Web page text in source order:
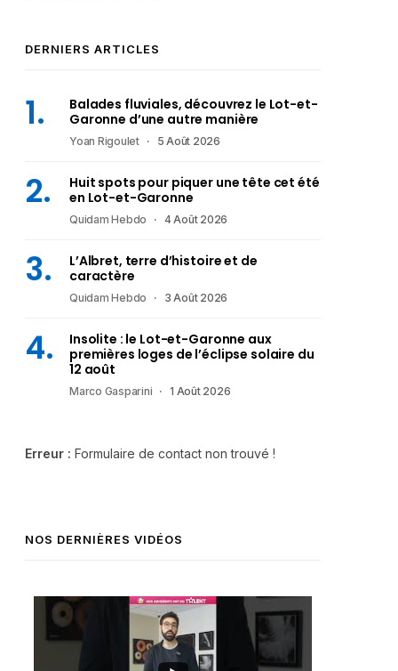
DERNIERS ARTICLES
Balades fluviales, découvrez le Lot-et-
Garonne d’une autre manière
Yoan Rigoulet 5 Août 2026
Huit spots pour piquer une tête cet été
en Lot-et-Garonne
Quidam Hebdo 4 Août 2026
L’Albret, terre d’histoire et de
caractère
Quidam Hebdo 3 Août 2026
Insolite : le Lot-et-Garonne aux
premières loges de l’éclipse solaire du
12 août
Marco Gasparini 1 Août 2026
Erreur : Formulaire de contact non trouvé !
NOS DERNIÈRES VIDÉOS